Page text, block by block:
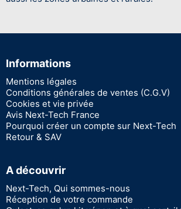
Informations
Mentions légales
Conditions générales de ventes (C.G.V)
Cookies et vie privée
Avis Next-Tech France
Pourquoi créer un compte sur Next-Tech
Retour & SAV
A découvrir
Next-Tech, Qui sommes-nous
Réception de votre commande